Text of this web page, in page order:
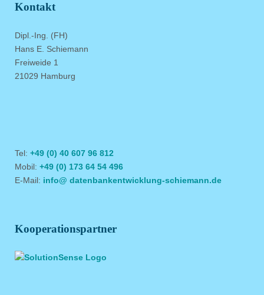
Kontakt
Dipl.-Ing. (FH)
Hans E. Schiemann
Freiweide 1
21029 Hamburg
Tel: +49 (0) 40 607 96 812
Mobil: +49 (0) 173 64 54 496
E-Mail: info@ datenbankentwicklung-schiemann.de
Kooperationspartner